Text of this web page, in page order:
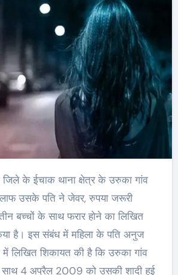
उसके पति ने जेवर, रुपया जरूरी
बच्चों के साथ फरार होने का लिखित
है। इस संबंध में महिला के पति अनुज
में लिखित शिकायत की है कि उरुका गांव
साथ 4 अप्रैल 2009 को उसकी शादी हुई